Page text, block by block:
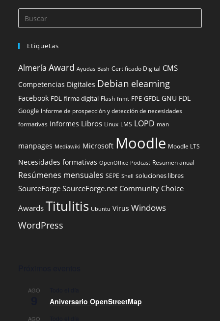
Etiquetas
Almería Award Ayudas Bash Certificado Digital CMS
Competencias Digitales Debian elearning
Facebook FDL firma digital Flash fnmt FPE GFDL GNU FDL
Google Informe de prospección y detección de necesidades
formativas Informes Libros Linux LMS LOPD man
manpages Mediawiki Microsoft Moodle Moodle LTS
Necesidades formativas OpenOffice Podcast Resumen anual
Resúmenes mensuales SEPE Shell soluciones libres
SourceForge SourceForge.net Community Choice
Awards Titulitis Ubuntu Virus Windows
WordPress
AGO
Aniversario OpenStreetMap
AGO